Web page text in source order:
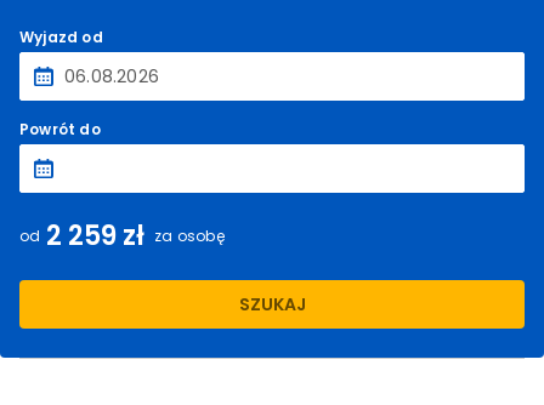
Wyjazd od
Powrót do
od 2 259 zł za osobę
SZUKAJ